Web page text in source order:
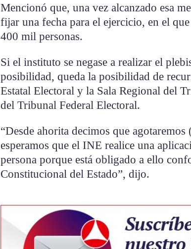
Mencionó que, una vez alcanzado esa
fijar una fecha para el ejercicio, en el
400 mil personas.
Si el instituto se negase a realizar el
posibilidad, queda la posibilidad de
Estatal Electoral y la Sala Regional del
del Tribunal Federal Electoral.
“Desde ahorita decimos que agotaremos
esperamos que el INE realice una
persona porque está obligado a ello
Constitucional del Estado”, dijo.